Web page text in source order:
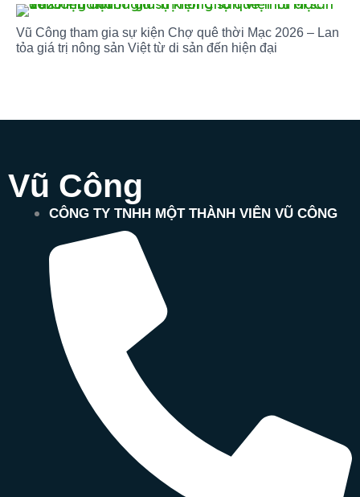
Vũ Công tham gia sự kiện Chợ quê thời Mạc 2026 – Lan
tỏa giá trị nông sản Việt từ di sản đến hiện đại
Vũ Công
CÔNG TY TNHH MỘT THÀNH VIÊN VŨ CÔNG